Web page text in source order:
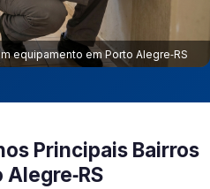
equipamento em Porto Alegre‑RS
Principais Bairros